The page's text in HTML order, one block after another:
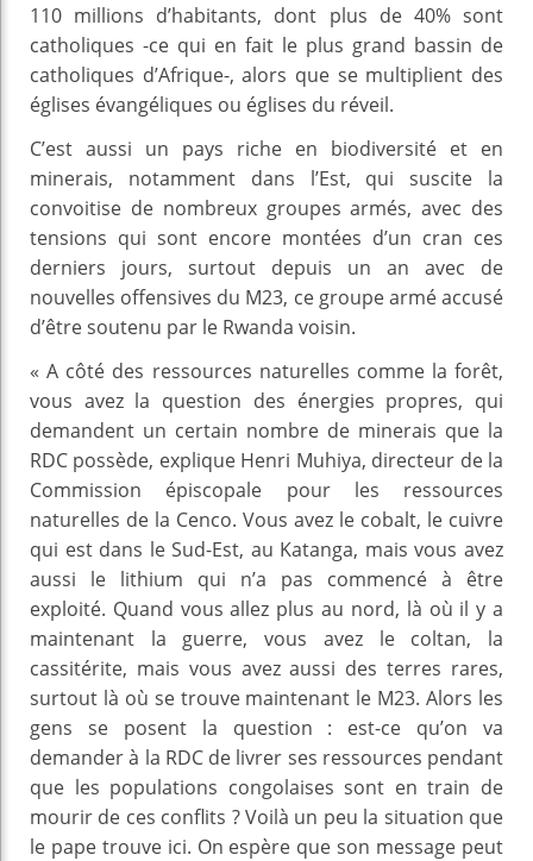
110 millions d’habitants, dont plus de 40% sont
catholiques -ce qui en fait le plus grand bassin de
catholiques d’Afrique-, alors que se multiplient des
églises évangéliques ou églises du réveil.
C’est aussi un pays riche en biodiversité et en
minerais, notamment dans l’Est, qui suscite la
convoitise de nombreux groupes armés, avec des
tensions qui sont encore montées d’un cran ces
derniers jours, surtout depuis un an avec de
nouvelles offensives du M23, ce groupe armé accusé
d’être soutenu par le Rwanda voisin.
« A côté des ressources naturelles comme la forêt,
vous avez la question des énergies propres, qui
demandent un certain nombre de minerais que la
RDC possède, explique Henri Muhiya, directeur de la
Commission épiscopale pour les ressources
naturelles de la Cenco. Vous avez le cobalt, le cuivre
qui est dans le Sud-Est, au Katanga, mais vous avez
aussi le lithium qui n’a pas commencé à être
exploité. Quand vous allez plus au nord, là où il y a
maintenant la guerre, vous avez le coltan, la
cassitérite, mais vous avez aussi des terres rares,
surtout là où se trouve maintenant le M23. Alors les
gens se posent la question : est-ce qu’on va
demander à la RDC de livrer ses ressources pendant
que les populations congolaises sont en train de
mourir de ces conflits ? Voilà un peu la situation que
le pape trouve ici. On espère que son message peut